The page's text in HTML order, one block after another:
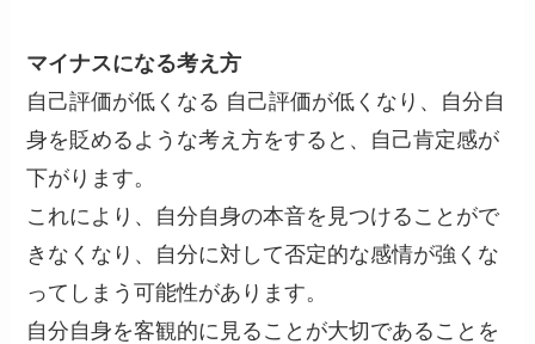
マイナスになる考え方
自己評価が低くなる 自己評価が低くなり、自分自
身を貶めるような考え方をすると、自己肯定感が
下がります。
これにより、自分自身の本音を見つけることがで
きなくなり、自分に対して否定的な感情が強くな
ってしまう可能性があります。
自分自身を客観的に見ることが大切であることを